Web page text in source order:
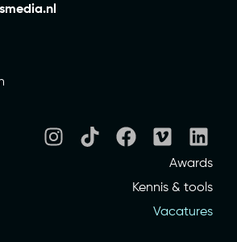
Awards
Kennis & tools
Vacatures